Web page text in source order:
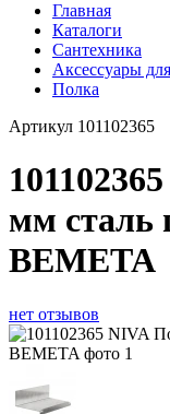
Главная
Каталоги
Сантехника
Аксессуары
Полка
Артикул 101102365
мм сталь
BEMETA
нет отзывов